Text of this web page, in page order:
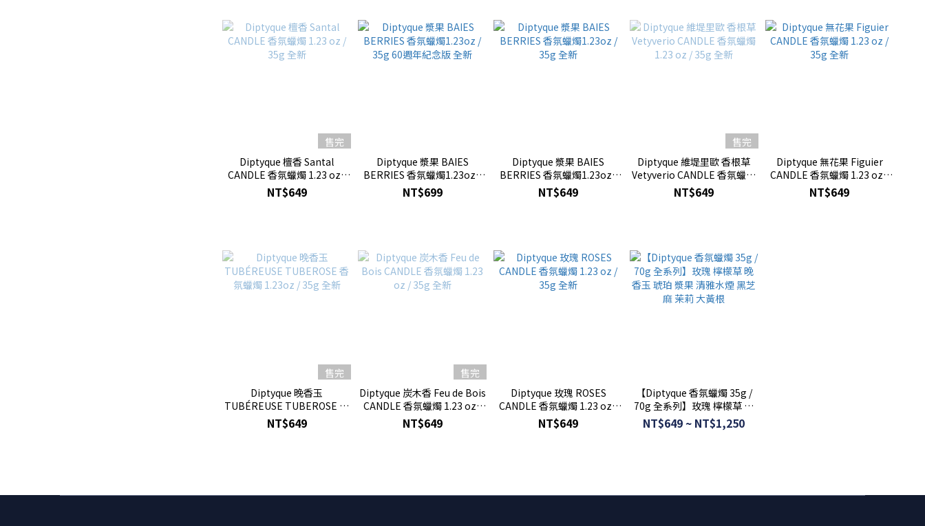
售完
Diptyque 檀香 Santal
CANDLE 香氛蠟燭 1.23 oz /
35g 全新
NT$649
Diptyque 漿果 BAIES
BERRIES 香氛蠟燭1.23oz /
35g 60週年紀念版 全新
NT$699
Diptyque 漿果 BAIES
BERRIES 香氛蠟燭1.23oz /
35g 全新
NT$649
售完
Diptyque 維堤里歐 香根草
Vetyverio CANDLE 香氛蠟燭
1.23 oz / 35g 全新
NT$649
Diptyque 無花果 Figuier
CANDLE 香氛蠟燭 1.23 oz /
35g 全新
NT$649
售完
Diptyque 晚香玉
TUBÉREUSE TUBEROSE 香
氛蠟燭 1.23oz / 35g 全新
NT$649
售完
Diptyque 炭木香 Feu de Bois
CANDLE 香氛蠟燭 1.23 oz /
35g 全新
NT$649
Diptyque 玫瑰 ROSES
CANDLE 香氛蠟燭 1.23 oz /
35g 全新
NT$649
【Diptyque 香氛蠟燭 35g /
70g 全系列】玫瑰 檸檬草 晚
香玉 琥珀 漿果 清雅水煙 黑芝
麻 茉莉 大黃根
NT$649 ~ NT$1,250